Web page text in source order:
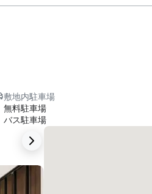
敷地内駐車場
無料駐車場
バス駐車場